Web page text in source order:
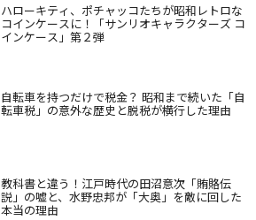
ハローキティ、ポチャッコたちが昭和レトロな
コインケースに！「サンリオキャラクターズ コ
インケース」第２弾
自転車を持つだけで税金？ 昭和まで続いた「自
転車税」の意外な歴史と脱税が横行した理由
教科書と違う！江戸時代の田沼意次「賄賂伝
説」の嘘と、水野忠邦が「大奥」を敵に回した
本当の理由